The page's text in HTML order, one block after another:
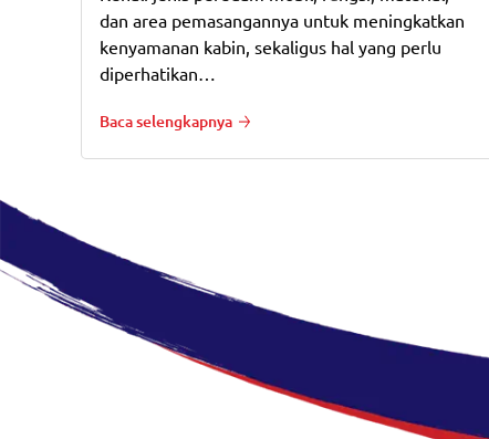
dan area pemasangannya untuk meningkatkan
kenyamanan kabin, sekaligus hal yang perlu
diperhatikan…
Baca selengkapnya